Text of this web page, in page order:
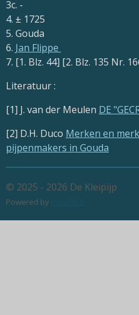
3c. -
4. ± 1725
5. Gouda
6. Jan Flippe
7. [1. Blz. 44] [2. Blz. 135 Nr.
Literatuur :
[1] J. van der Meulen DE
[2] D.H. Duco Merken en
pijpenmakers in Gouda
© 2025 - 2026 De Kleipijp
Powered by